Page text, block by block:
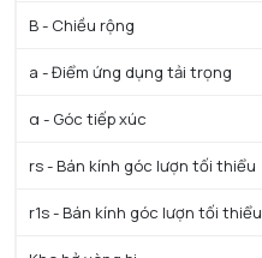
B - Chiều rộng
a - Điểm ứng dụng tải trọng
α - Góc tiếp xúc
rs - Bán kính góc lượn tối thiểu
r1s - Bán kính góc lượn tối thiểu